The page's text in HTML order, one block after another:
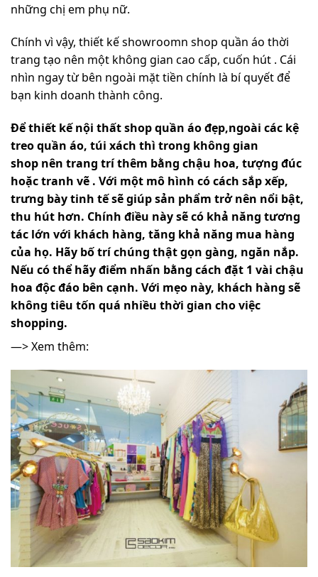
những chị em phụ nữ.
Chính vì vậy, thiết kế showroomn shop quần áo thời
trang tạo nên một không gian cao cấp, cuốn hút . Cái
nhìn ngay từ bên ngoài mặt tiền chính là bí quyết để
bạn kinh doanh thành công.
Để thiết kế nội thất shop quần áo đẹp,ngoài các kệ
treo quần áo, túi xách thì trong không gian
shop nên trang trí thêm bằng chậu hoa, tượng đúc
hoặc tranh vẽ . Với một mô hình có cách sắp xếp,
trưng bày tinh tế sẽ giúp sản phẩm trở nên nổi bật,
thu hút hơn. Chính điều này sẽ có khả năng tương
tác lớn với khách hàng, tăng khả năng mua hàng
của họ. Hãy bố trí chúng thật gọn gàng, ngăn nắp.
Nếu có thể hãy điểm nhấn bằng cách đặt 1 vài chậu
hoa độc đáo bên cạnh. Với mẹo này, khách hàng sẽ
không tiêu tốn quá nhiều thời gian cho việc
shopping.
—> Xem thêm: